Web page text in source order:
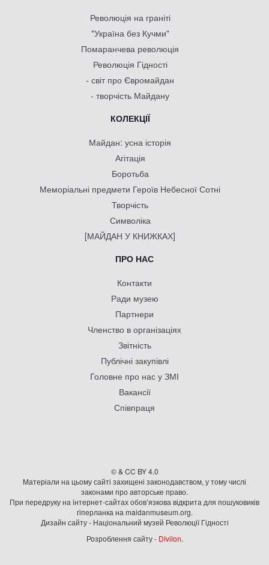
Революція на граніті
"Україна без Кучми"
Помаранчева революція
Революція Гідності
- світ про Євромайдан
- творчість Майдану
КОЛЕКЦІЇ
Майдан: усна історія
Агітація
Боротьба
Меморіальні предмети Героїв Небесної Сотні
Творчість
Символіка
[МАЙДАН У КНИЖКАХ]
ПРО НАС
Контакти
Ради музею
Партнери
Членство в організаціях
Звітність
Публічні закупівлі
Головне про нас у ЗМІ
Вакансії
Співпраця
© & CC BY 4.0
Матеріали на цьому сайті захищені законодавством, у тому числі
законами про авторське право.
При передруку на iнтернет-сайтах обов’язкова відкрита для пошуковиків
гiперланка на maidanmuseum.org.
Дизайн сайту - Національний музей Революції Гідності
Розроблення сайту - Divilon.